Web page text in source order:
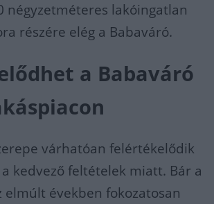
négyzetméteres lakóingatlan
részére elég a Babaváró.
a Babaváró
várhatóan felértékelődik
kedvező feltételek miatt. Bár a
elmúlt években fokozatosan